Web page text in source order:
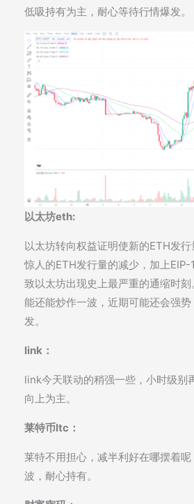
低吸持有为主，耐心等待行情爆发。
以太坊eth:
以太坊转向权益证明使新的ETH发
惊人的ETH发行量的减少，加上
致以太坊出现史上最严重的通缩时
能还能炒作一波，近期可能还会强
发。
link：
link今天联动的稍强一些，小时级别
向上为主。
莱特币ltc：
莱特不用担心，减半利好在哪摆着
波，耐心持有。